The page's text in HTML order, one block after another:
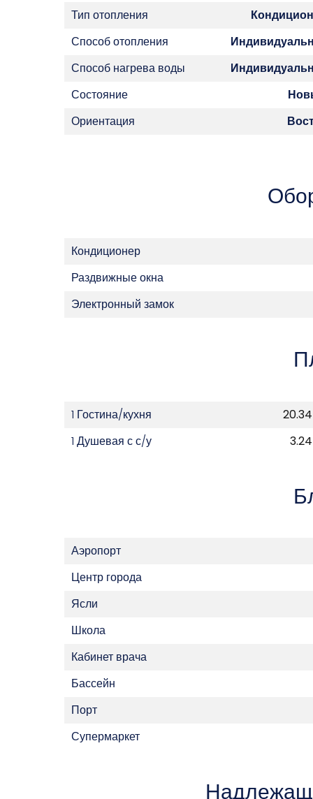
Тип отопления
Способ отопления
Способ нагрева воды
Состояние
Ориентация
Кондиционер
Раздвижные окна
Электронный замок
1 Гостина/кухня
1 Душевая с с/у
Аэропорт
Центр города
Ясли
Школа
Кабинет врача
Бассейн
Порт
Супермаркет